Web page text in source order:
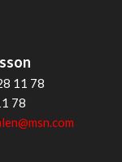
11 78
78